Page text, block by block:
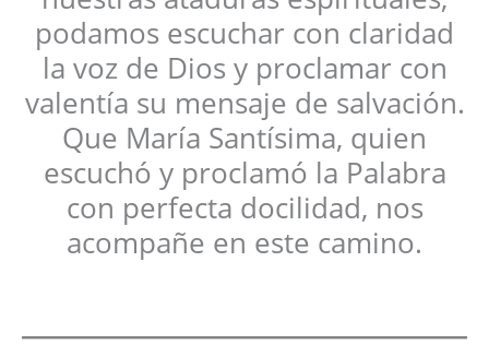
podamos escuchar con claridad
la voz de Dios y proclamar con
valentía su mensaje de salvación.
Que María Santísima, quien
escuchó y proclamó la Palabra
con perfecta docilidad, nos
acompañe en este camino.